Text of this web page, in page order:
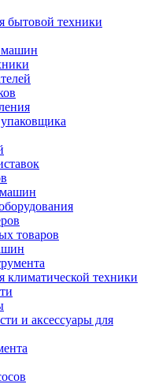
бытовой техники
машин
товаров
климатической техники
и аксессуары для